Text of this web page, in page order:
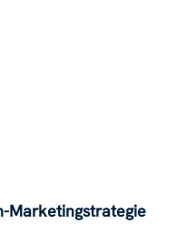
Marketingstrategie